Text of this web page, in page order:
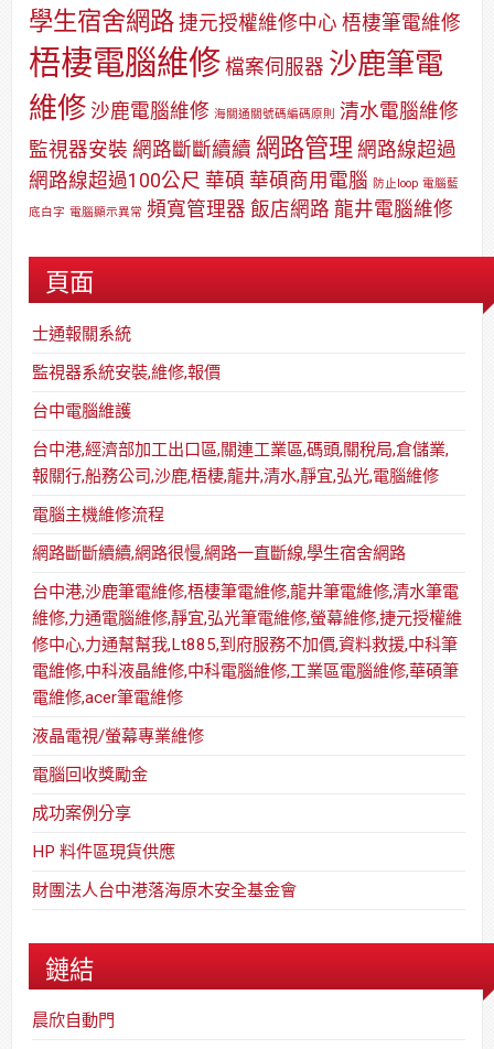
學生宿舍網路 捷元授權維修中心 梧棲筆電維修
梧棲電腦維修 檔案伺服器 沙鹿筆電
維修 沙鹿電腦維修 海關通關號碼編碼原則 清水電腦維修
監視器安裝 網路斷斷續續 網路管理 網路線超過
網路線超過100公尺 華碩 華碩商用電腦 防止loop 電腦藍
底白字 電腦顯示異常 頻寬管理器 飯店網路 龍井電腦維修
頁面
士通報關系統
監視器系統安裝,維修,報價
台中電腦維護
台中港,經濟部加工出口區,關連工業區,碼頭,關稅局,倉儲業,
報關行,船務公司,沙鹿,梧棲,龍井,清水,靜宜,弘光,電腦維修
電腦主機維修流程
網路斷斷續續,網路很慢,網路一直斷線,學生宿舍網路
台中港,沙鹿筆電維修,梧棲筆電維修,龍井筆電維修,清水筆電
維修,力通電腦維修,靜宜,弘光筆電維修,螢幕維修,捷元授權維
修中心,力通幫幫我,Lt885,到府服務不加價,資料救援,中科筆
電維修,中科液晶維修,中科電腦維修,工業區電腦維修,華碩筆
電維修,acer筆電維修
液晶電視/螢幕專業維修
電腦回收獎勵金
成功案例分享
HP 料件區現貨供應
財團法人台中港落海原木安全基金會
鏈結
晨欣自動門